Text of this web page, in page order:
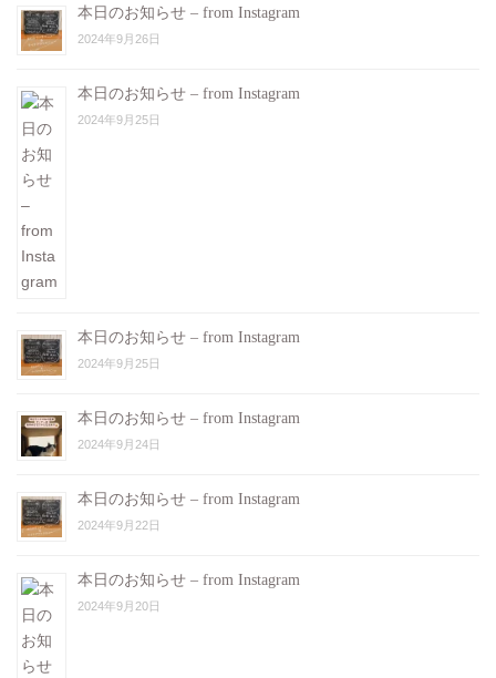
本日のお知らせ – from Instagram
2024年9月26日
本日のお知らせ – from Instagram
2024年9月25日
本日のお知らせ – from Instagram
2024年9月25日
本日のお知らせ – from Instagram
2024年9月24日
本日のお知らせ – from Instagram
2024年9月22日
本日のお知らせ – from Instagram
2024年9月20日